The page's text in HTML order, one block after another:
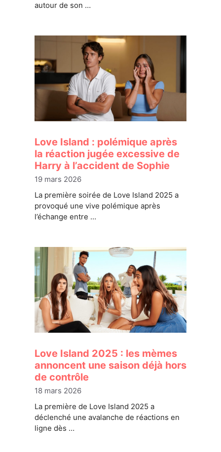
autour de son …
Love Island : polémique après
la réaction jugée excessive de
Harry à l’accident de Sophie
19 mars 2026
La première soirée de Love Island 2025 a
provoqué une vive polémique après
l’échange entre …
Love Island 2025 : les mèmes
annoncent une saison déjà hors
de contrôle
18 mars 2026
La première de Love Island 2025 a
déclenché une avalanche de réactions en
ligne dès …